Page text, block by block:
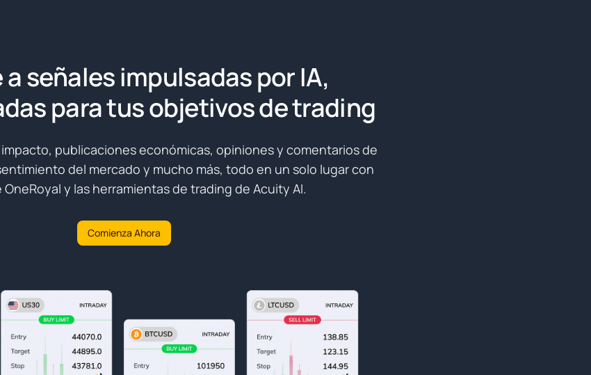
a señales impulsadas por IA,
para tus objetivos de trading
publicaciones económicas, opiniones y comentarios de
del mercado y mucho más, todo en un solo lugar con
OneRoyal y las herramientas de trading de Acuity AI.
Comienza Ahora